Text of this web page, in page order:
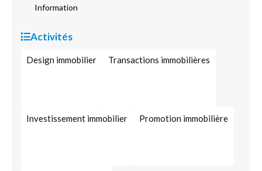
Information
Activités
Design immobilier Transactions immobilières
Investissement immobilier Promotion immobilière